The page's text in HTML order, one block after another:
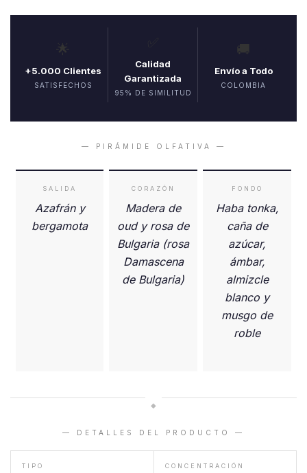
🌟
+5.000 Clientes
SATISFECHOS
Calidad
Garantizada
95% DE SIMILITUD
🚚
Envío a Todo
COLOMBIA
— PIRÁMIDE OLFATIVA —
SALIDA
Azafrán y
bergamota
CORAZÓN
Madera de
oud y rosa de
Bulgaria (rosa
Damascena
de Bulgaria)
FONDO
Haba tonka,
caña de
azúcar,
ámbar,
almizcle
blanco y
musgo de
roble
◆
— DETALLES DEL PRODUCTO —
TIPO CONCENTRACIÓN